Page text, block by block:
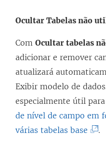
Ocultar Tabelas não
Com Ocultar tabelas
adicionar e remover
atualizará
Exibir modelo de
especialmente útil para
de nível de campo em
várias tabelas base
.